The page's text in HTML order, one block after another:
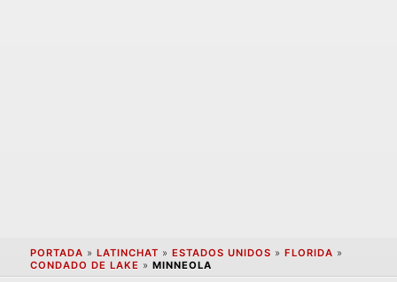
PORTADA » LATINCHAT » ESTADOS UNIDOS » FLORIDA »
CONDADO DE LAKE » MINNEOLA